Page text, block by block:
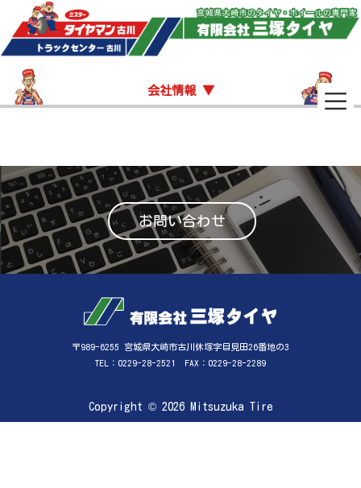
会社情報 ▼
お問い合わせ
〒989-6255 宮城県大崎市古川休塚字目見田26番地の3
TEL：0229-28-2521 FAX：0229-28-2289
Copyright © 2026 Mitsuzuka Tire